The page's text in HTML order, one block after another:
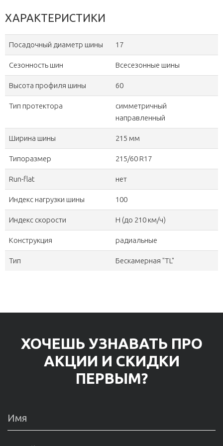
ХАРАКТЕРИСТИКИ
Посадочный диаметр шины 17
Сезонность шин Всесезонные шины
Высота профиля шины 60
Тип протектора
симметричный
направленный
Ширина шины 215 мм
Типоразмер 215/60 R17
Run-flat нет
Индекс нагрузки шины 100
Индекс скорости H (до 210 км/ч)
Конструкция радиальные
Тип Бескамерная "TL"
ХОЧЕШЬ УЗНАВАТЬ ПРО
АКЦИИ И СКИДКИ
ПЕРВЫМ?